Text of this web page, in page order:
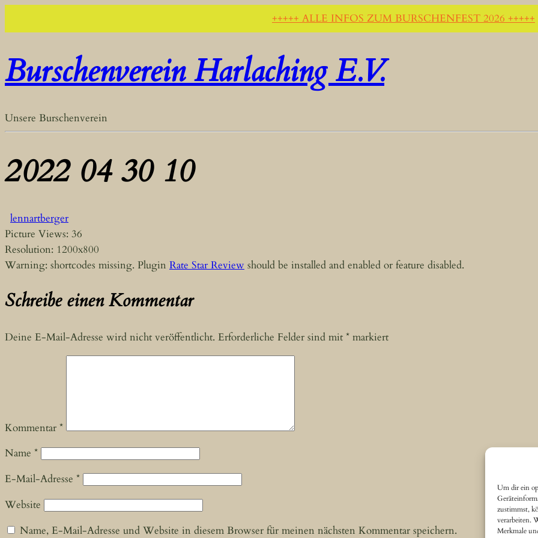
+++++ ALLE INFOS ZUM BURSCHENFEST 2026 +++++
Um dir ein
zustimmst,
verarbeiten.
Merkmale
Burschenverein Harlaching E.V.
Unsere Burschenverein
2022 04 30 10
lennartberger
Picture Views: 36
Resolution: 1200x800
Warning: shortcodes missing. Plugin Rate Star Review should be installed and enabled or feature disabled.
Schreibe einen Kommentar
Deine E-Mail-Adresse wird nicht veröffentlicht. Erforderliche Felder sind mit * markiert
Kommentar *
Name *
E-Mail-Adresse *
Website
Name, E-Mail-Adresse und Website in diesem Browser für meinen nächsten Kommentar speichern.